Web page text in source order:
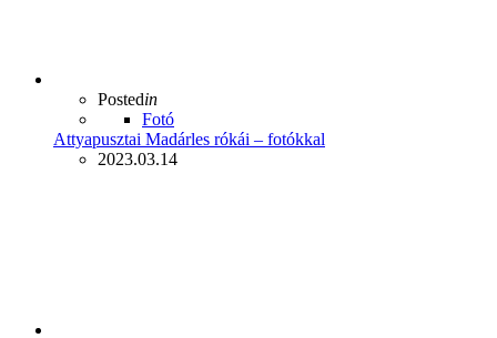
Postedin
Fotó
Attyapusztai Madárles rókái – fotókkal
2023.03.14